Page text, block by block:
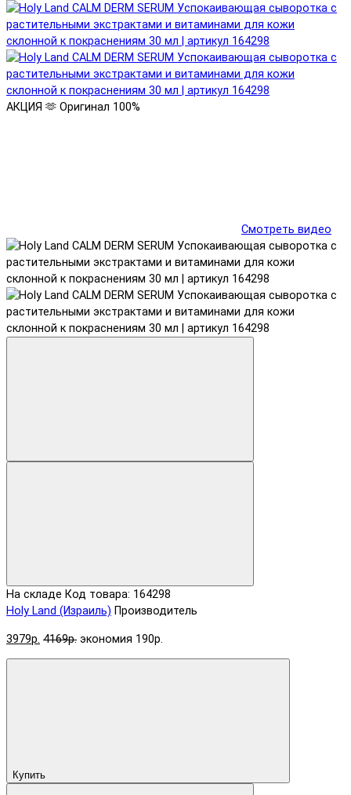
АКЦИЯ 🫶 Оригинал 100%
Смотреть видео
На складе Код товара: 164298
Holy Land (Израиль) Производитель
3979р. 4169р. экономия 190р.
Купить